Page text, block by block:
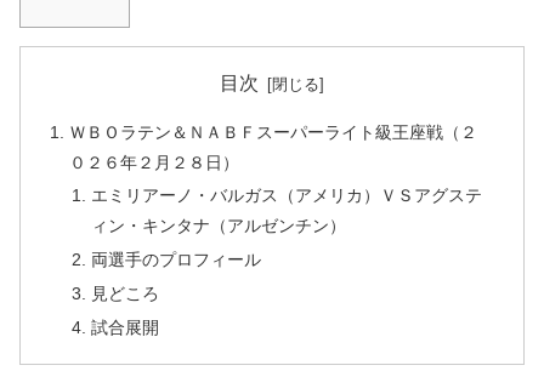
目次
ＷＢＯラテン＆ＮＡＢＦスーパーライト級王座戦（２
０２６年２月２８日）
エミリアーノ・バルガス（アメリカ）ＶＳアグステ
ィン・キンタナ（アルゼンチン）
両選手のプロフィール
見どころ
試合展開